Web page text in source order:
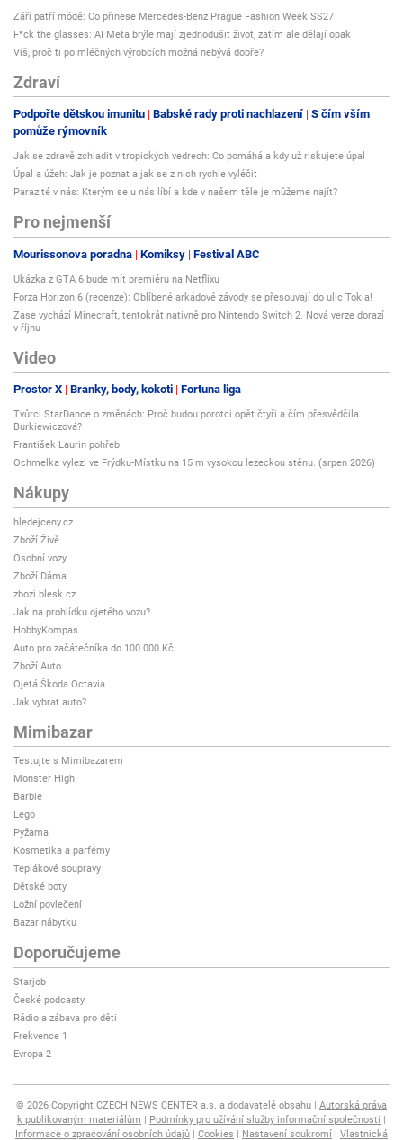
Září patří módě: Co přinese Mercedes-Benz Prague Fashion Week SS27
F*ck the glasses: AI Meta brýle mají zjednodušit život, zatím ale dělají opak
Víš, proč ti po mléčných výrobcích možná nebývá dobře?
Zdraví
Podpořte dětskou imunitu Babské rady proti nachlazení S čím vším
pomůže rýmovník
Jak se zdravě zchladit v tropických vedrech: Co pomáhá a kdy už riskujete úpal
Úpal a úžeh: Jak je poznat a jak se z nich rychle vyléčit
Parazité v nás: Kterým se u nás líbí a kde v našem těle je můžeme najít?
Pro nejmenší
Mourissonova poradna Komiksy Festival ABC
Ukázka z GTA 6 bude mít premiéru na Netflixu
Forza Horizon 6 (recenze): Oblíbené arkádové závody se přesouvají do ulic Tokia!
Zase vychází Minecraft, tentokrát nativně pro Nintendo Switch 2. Nová verze dorazí
v říjnu
Video
Prostor X Branky, body, kokoti Fortuna liga
Tvůrci StarDance o změnách: Proč budou porotci opět čtyři a čím přesvědčila
Burkiewiczová?
František Laurin pohřeb
Ochmelka vylezl ve Frýdku-Místku na 15 m vysokou lezeckou stěnu. (srpen 2026)
Nákupy
hledejceny.cz
Zboží Živě
Osobní vozy
Zboží Dáma
zbozi.blesk.cz
Jak na prohlídku ojetého vozu?
HobbyKompas
Auto pro začátečníka do 100 000 Kč
Zboží Auto
Ojetá Škoda Octavia
Jak vybrat auto?
Mimibazar
Testujte s Mimibazarem
Monster High
Barbie
Lego
Pyžama
Kosmetika a parfémy
Teplákové soupravy
Dětské boty
Ložní povlečení
Bazar nábytku
Doporučujeme
Starjob
České podcasty
Rádio a zábava pro děti
Frekvence 1
Evropa 2
© 2026 Copyright CZECH NEWS CENTER a.s. a dodavatelé obsahu
Autorská práva
k publikovaným materiálům
Podmínky pro užívání služby informační společnosti
Informace o zpracování osobních údajů
Cookies Nastavení soukromí Vlastnická